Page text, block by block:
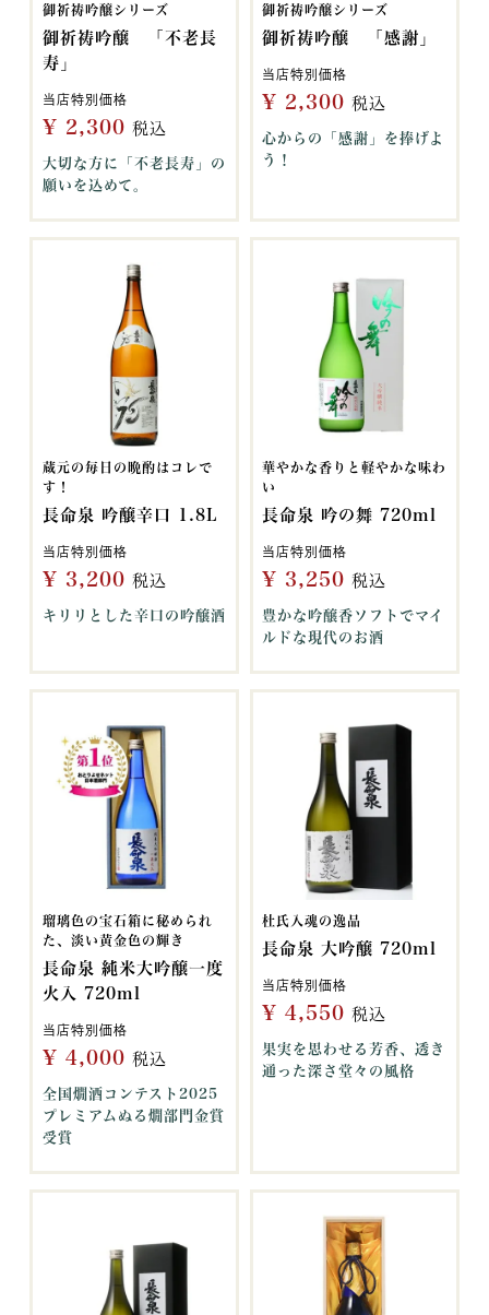
御祈祷吟醸シリーズ
御祈祷吟醸 「不老長
寿」
当店特別価格
¥ 2,300 税込
大切な方に「不老長寿」の
願いを込めて。
御祈祷吟醸シリーズ
御祈祷吟醸 「感謝」
当店特別価格
¥ 2,300 税込
心からの「感謝」を捧げよ
う！
蔵元の毎日の晩酌はコレで
す！
長命泉 吟醸辛口 1.8L
当店特別価格
¥ 3,200 税込
キリリとした辛口の吟醸酒
華やかな香りと軽やかな味わ
い
長命泉 吟の舞 720ml
当店特別価格
¥ 3,250 税込
豊かな吟醸香ソフトでマイ
ルドな現代のお酒
瑠璃色の宝石箱に秘められ
た、淡い黄金色の輝き
長命泉 純米大吟醸一度
火入 720ml
当店特別価格
¥ 4,000 税込
全国燗酒コンテスト2025
プレミアムぬる燗部門金賞
受賞
杜氏入魂の逸品
長命泉 大吟醸 720ml
当店特別価格
¥ 4,550 税込
果実を思わせる芳香、透き
通った深さ堂々の風格